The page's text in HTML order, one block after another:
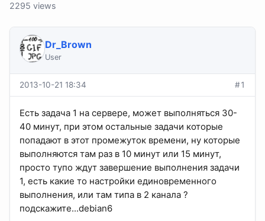
2295 views
Dr_Brown
User
2013-10-21 18:34 #1
Есть задача 1 на сервере, может выполняться 30-
40 минут, при этом остальные задачи которые
попадают в этот промежуток времени, ну которые
выполняются там раз в 10 минут или 15 минут,
просто тупо ждут завершение выполнения задачи
1, есть какие то настройки единовременного
выполнения, или там типа в 2 канала ?
подскажите...debian6